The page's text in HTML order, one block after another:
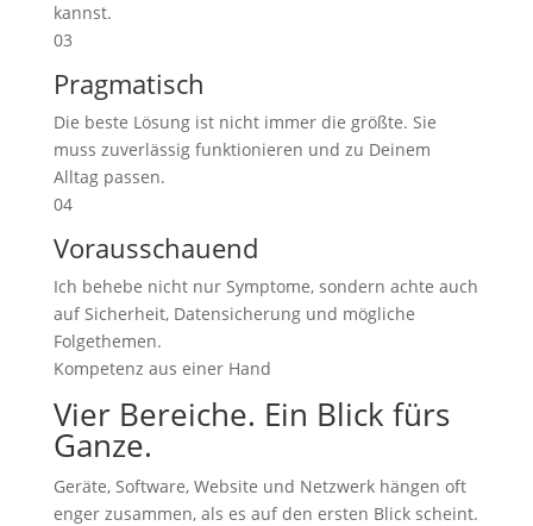
kannst.
03
Pragmatisch
Die beste Lösung ist nicht immer die größte. Sie
muss zuverlässig funktionieren und zu Deinem
Alltag passen.
04
Vorausschauend
Ich behebe nicht nur Symptome, sondern achte auch
auf Sicherheit, Datensicherung und mögliche
Folgethemen.
Kompetenz aus einer Hand
Vier Bereiche. Ein Blick fürs
Ganze.
Geräte, Software, Website und Netzwerk hängen oft
enger zusammen, als es auf den ersten Blick scheint.